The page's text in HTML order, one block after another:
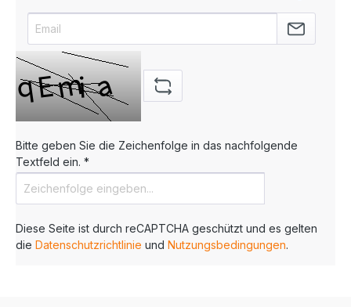
Bitte geben Sie die Zeichenfolge in das nachfolgende
Textfeld ein. *
Diese Seite ist durch reCAPTCHA geschützt und es gelten
die Datenschutzrichtlinie und Nutzungsbedingungen.